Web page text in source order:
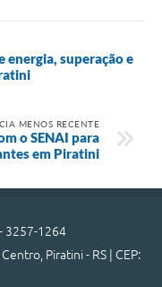
energia, superação e
MENOS RECENTE
o SENAI para
em Piratini
3257-1264
Piratini - RS | CEP: